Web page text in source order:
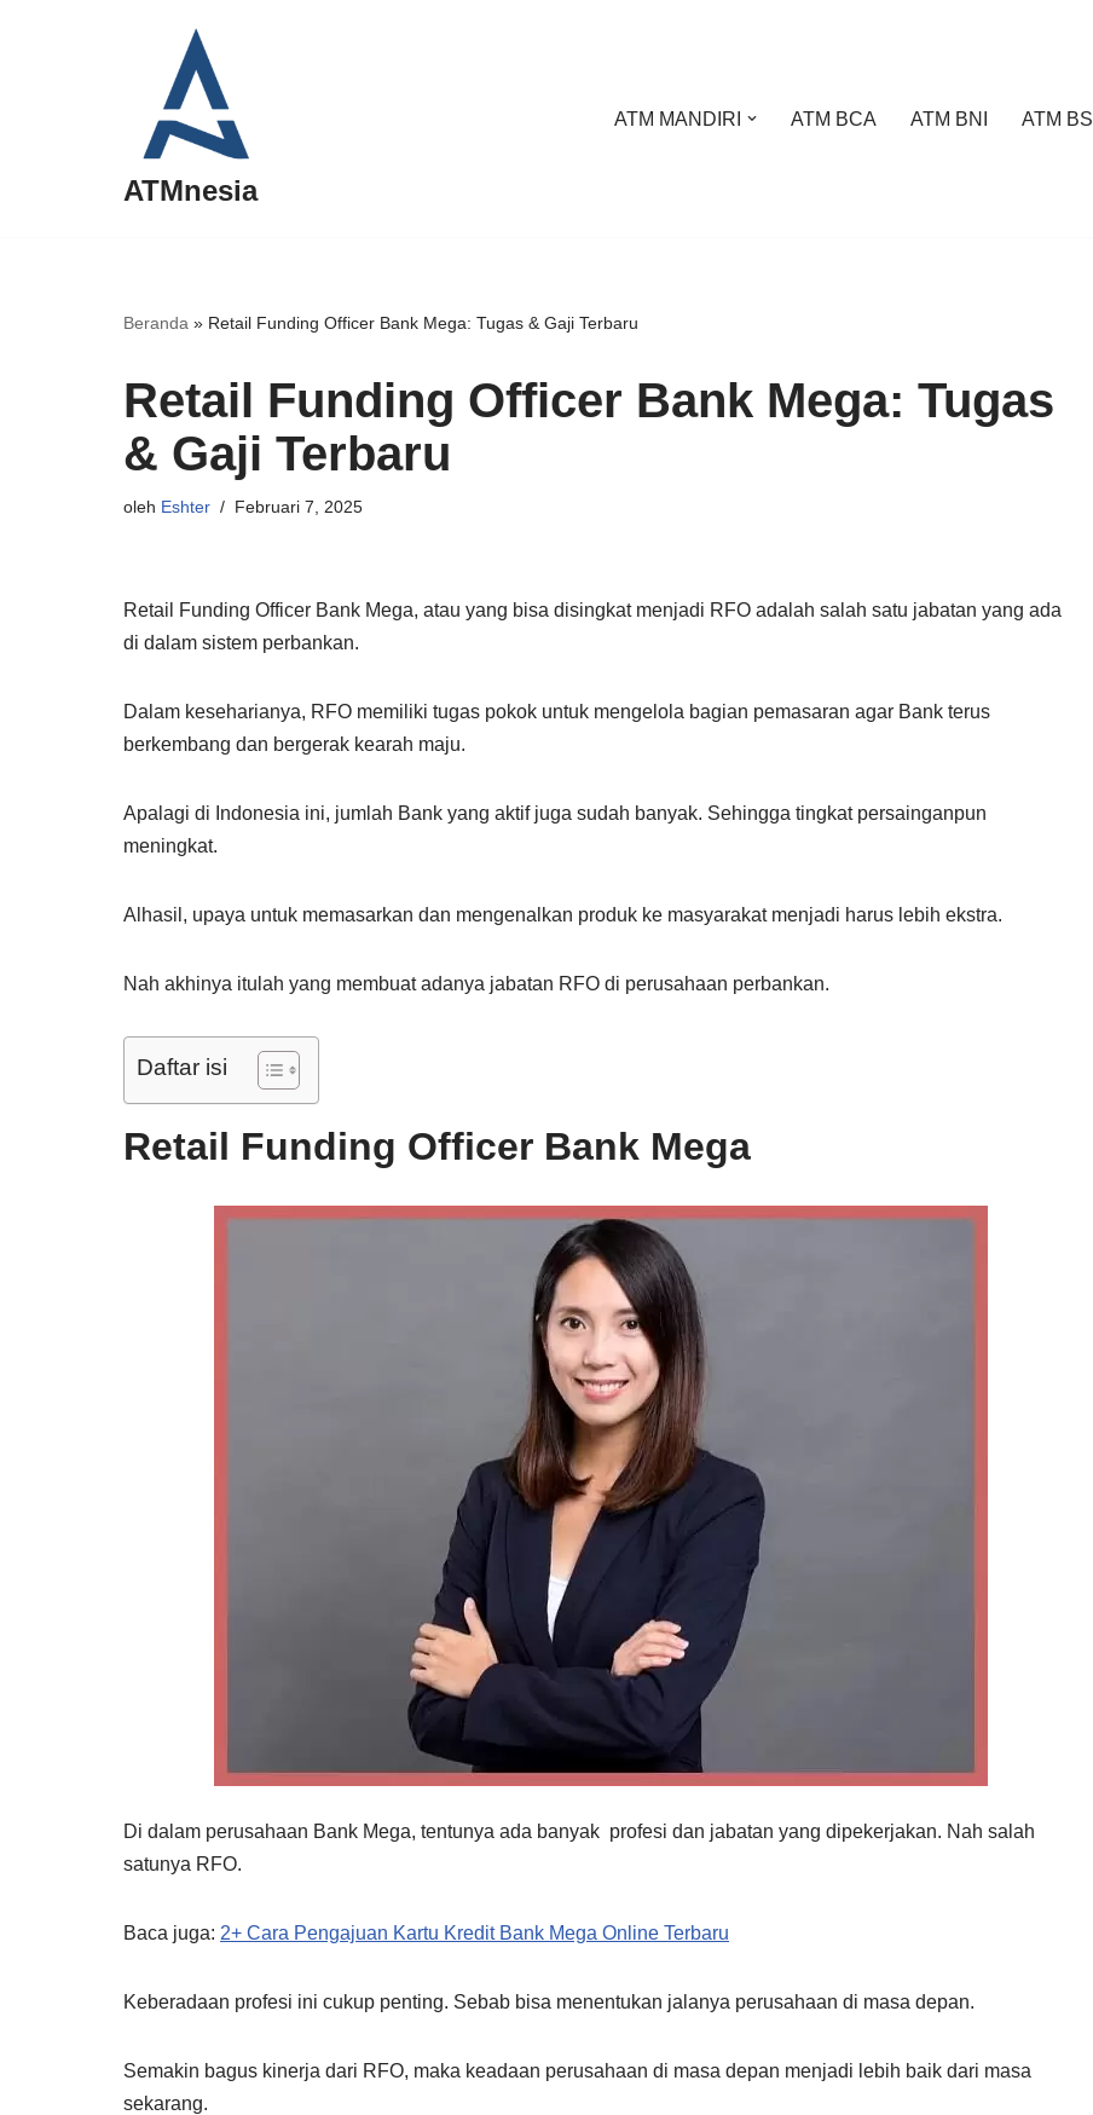
ATMnesia
ATM MANDIRI ATM BCA ATM BNI ATM BSI
Beranda » Retail Funding Officer Bank Mega: Tugas & Gaji Terbaru
Retail Funding Officer Bank Mega: Tugas
& Gaji Terbaru
oleh Eshter Februari 7, 2025
Retail Funding Officer Bank Mega, atau yang bisa disingkat menjadi RFO adalah salah satu jabatan yang ada
di dalam sistem perbankan.
Dalam keseharianya, RFO memiliki tugas pokok untuk mengelola bagian pemasaran agar Bank terus
berkembang dan bergerak kearah maju.
Apalagi di Indonesia ini, jumlah Bank yang aktif juga sudah banyak. Sehingga tingkat persainganpun
meningkat.
Alhasil, upaya untuk memasarkan dan mengenalkan produk ke masyarakat menjadi harus lebih ekstra.
Nah akhinya itulah yang membuat adanya jabatan RFO di perusahaan perbankan.
Daftar isi
Retail Funding Officer Bank Mega
Di dalam perusahaan Bank Mega, tentunya ada banyak profesi dan jabatan yang dipekerjakan. Nah salah
satunya RFO.
Baca juga: 2+ Cara Pengajuan Kartu Kredit Bank Mega Online Terbaru
Keberadaan profesi ini cukup penting. Sebab bisa menentukan jalanya perusahaan di masa depan.
Semakin bagus kinerja dari RFO, maka keadaan perusahaan di masa depan menjadi lebih baik dari masa
sekarang.